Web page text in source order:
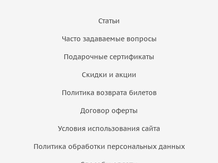
Статьи
Часто задаваемые вопросы
Подарочные сертификаты
Скидки и акции
Политика возврата билетов
Договор оферты
Условия использования сайта
Политика обработки персональных данных